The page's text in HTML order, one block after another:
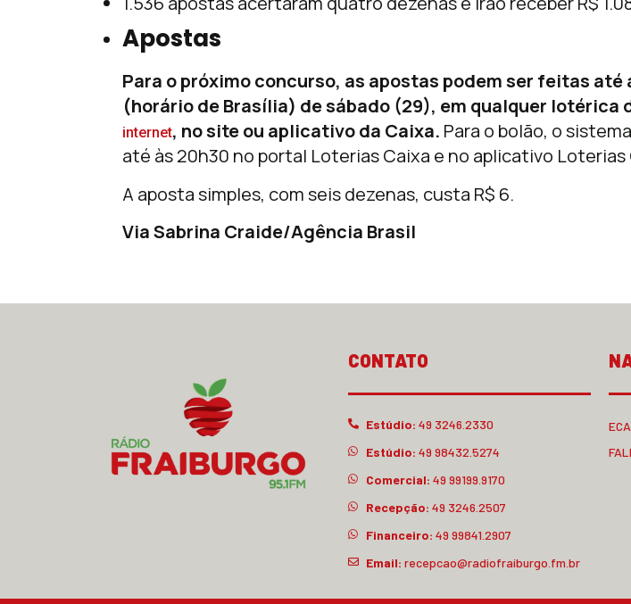
Apostas
Para o próximo concurso, as apostas podem ser feitas até
(horário de Brasília) de sábado (29), em qualquer lotérica
internet, no site ou aplicativo da Caixa. Para o bolão, o
até às 20h30 no portal Loterias Caixa e no aplicativo Loterias
A aposta simples, com seis dezenas, custa R$ 6.
Via Sabrina Craide/Agência Brasil
CONTATO
Estúdio: 49 3246.2330
Estúdio: 49 98432.5274
Comercial: 49 99199.9170
Recepção: 49 3246.2507
Financeiro: 49 99841.2907
Email: recepcao@radiofraiburgo.fm.br